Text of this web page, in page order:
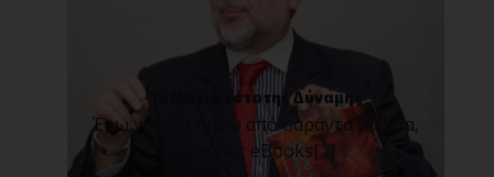
Το Μανιφέστο της Δύναμης
Έχω γράψει πάνω από σαράντα βιβλία,
δεκάδες eBooks[...]